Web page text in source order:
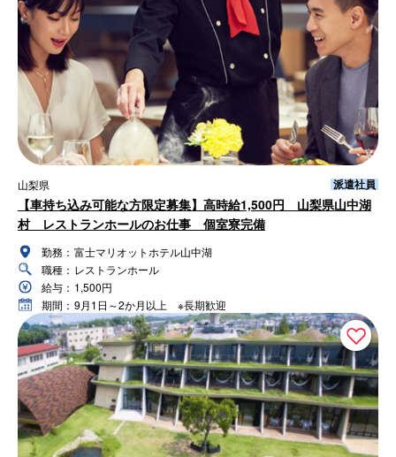
山梨県 派遣社員
【車持ち込み可能な方限定募集】高時給1,500円 山梨県山中湖
村 レストランホールのお仕事 個室寮完備
勤務： 富士マリオットホテル山中湖
職種： レストランホール
給与： 1,500円
期間： 9月1日～2か月以上 ※長期歓迎